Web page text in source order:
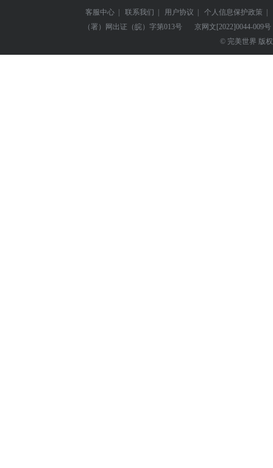
客服中心 | 联系我们 | 用户协议 | 个人信息保护政策 |
（署）网出证（皖）字第013号
京网文[2022]0044-009号
© 完美世界 版权